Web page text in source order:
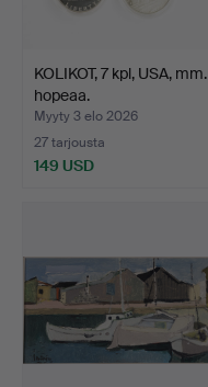
KOLIKOT, 7 kpl, USA, mm.
hopeaa.
Myyty 3 elo 2026
27 tarjousta
149 USD